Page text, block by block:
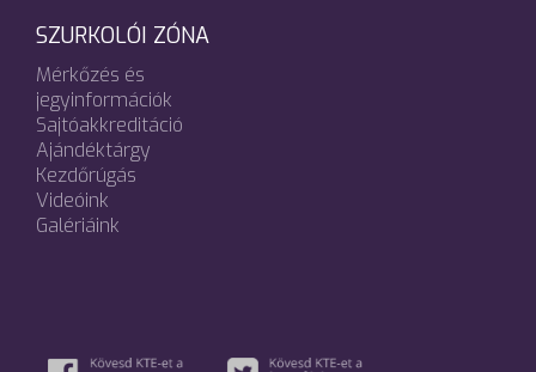
SZURKOLÓI ZÓNA
Mérkőzés és
jegyinformációk
Sajtóakkreditáció
Ajándéktárgy
Kezdőrúgás
Videóink
Galériáink